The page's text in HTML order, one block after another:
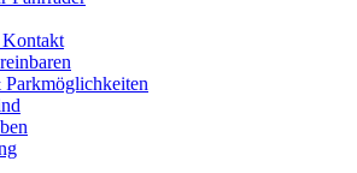
Kontakt